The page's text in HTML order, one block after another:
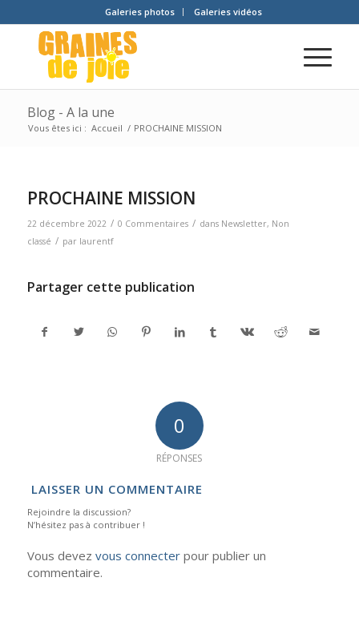
Galeries photos Galeries vidéos
Blog - A la une
Vous êtes ici : Accueil / PROCHAINE MISSION
PROCHAINE MISSION
22 décembre 2022 / 0 Commentaires / dans Newsletter, Non
classé / par laurentf
Partager cette publication
0
RÉPONSES
LAISSER UN COMMENTAIRE
Rejoindre la discussion?
N’hésitez pas à contribuer !
Vous devez vous connecterpour publier un
commentaire.